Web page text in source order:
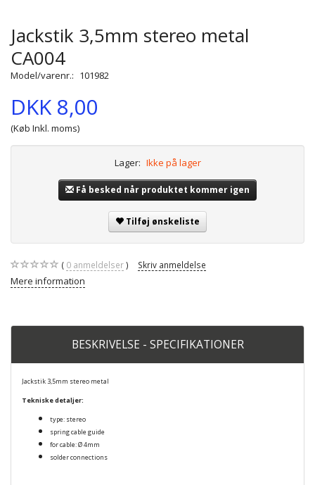
Jackstik 3,5mm stereo metal
CA004
Model/varenr.: 101982
DKK 8,00
(Køb Inkl. moms)
Lager: Ikke på lager
Få besked når produktet kommer igen
Tilføj ønskeliste
0 anmeldelser Skriv anmeldelse
Mere information
BESKRIVELSE - SPECIFIKATIONER
Jackstik 3,5mm stereo metal
Tekniske detaljer:
type: stereo
spring cable guide
for cable: Ø 4mm
solder connections